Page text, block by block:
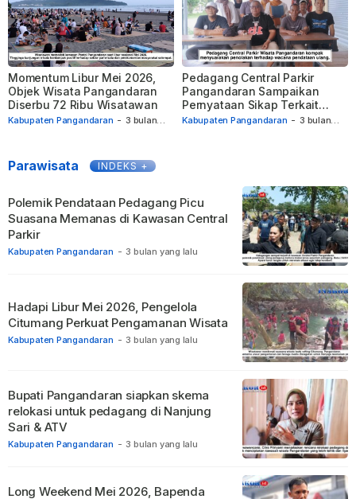
Kabupaten Pangandaran - 3 bulan
Momentum Libur Mei 2026,
Objek Wisata Pangandaran
Diserbu 72 Ribu Wisatawan
Kabupaten Pangandaran - 3 bulan
Pedagang Central Parkir
Pangandaran Sampaikan
Pernyataan Sikap Terkait
Pendataan
Parawisata INDEKS +
Kabupaten Pangandaran - 3 bulan yang lalu
Polemik Pendataan Pedagang Picu
Suasana Memanas di Kawasan Central
Parkir
Kabupaten Pangandaran - 3 bulan yang lalu
Hadapi Libur Mei 2026, Pengelola
Citumang Perkuat Pengamanan Wisata
Kabupaten Pangandaran - 3 bulan yang lalu
Bupati Pangandaran siapkan skema
relokasi untuk pedagang di Nanjung
Sari & ATV
Long Weekend Mei 2026, Bapenda